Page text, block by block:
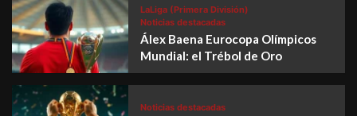
LaLiga (Primera División)
Noticias destacadas
Álex Baena Eurocopa Olímpicos
Mundial: el Trébol de Oro
Noticias destacadas